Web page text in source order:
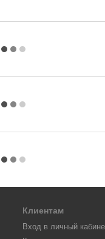
Клиентам
Вход в личный